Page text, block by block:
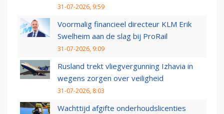
31-07-2026, 9:59
Voormalig financieel directeur KLM Erik
Swelheim aan de slag bij ProRail
31-07-2026, 9:09
Rusland trekt vliegvergunning Izhavia in
wegens zorgen over veiligheid
31-07-2026, 8:03
Wachttijd afgifte onderhoudslicenties